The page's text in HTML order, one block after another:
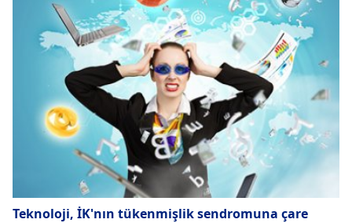
Teknoloji, İK'nın tükenmişlik sendromuna çare